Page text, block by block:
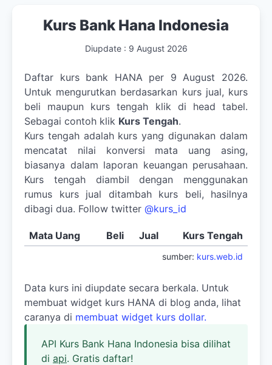
Kurs Bank Hana Indonesia
Diupdate : 9 August 2026
Daftar kurs bank HANA per 9 August 2026.
Untuk mengurutkan berdasarkan kurs jual, kurs
beli maupun kurs tengah klik di head tabel.
Sebagai contoh klik Kurs Tengah.
Kurs tengah adalah kurs yang digunakan dalam
mencatat nilai konversi mata uang asing,
biasanya dalam laporan keuangan perusahaan.
Kurs tengah diambil dengan menggunakan
rumus kurs jual ditambah kurs beli, hasilnya
dibagi dua. Follow twitter @kurs_id
Mata Uang Beli Jual Kurs Tengah
sumber: kurs.web.id
Data kurs ini diupdate secara berkala. Untuk
membuat widget kurs HANA di blog anda, lihat
caranya di membuat widget kurs dollar.
API Kurs Bank Hana Indonesia bisa dilihat
di api. Gratis daftar!